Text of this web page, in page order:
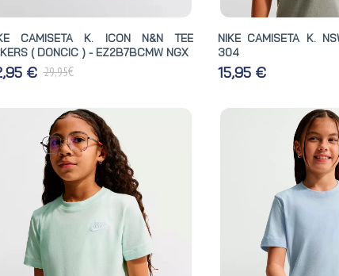
CAMISETA K. ICON N&N TEE
( DONCIC ) - EZ2B7BCMW NGX
€ 29,95€
NIKE CAMISETA K.
304
15,95 €